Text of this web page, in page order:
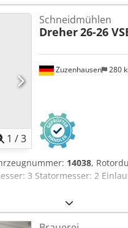
Nein -
[mm]: 240 -
[Stk.]: 2 - Transportmaße:
Informationen
jederzeit möglich
1 /3
Zuzenhausen 280
Schneidmühlen
Dreher26-26
14038,
3 Statormesser: 2